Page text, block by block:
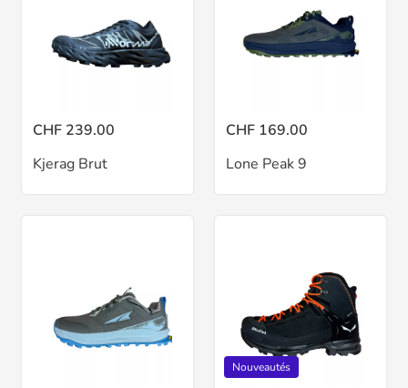
CHF 239.00
Kjerag Brut
CHF 169.00
Lone Peak 9
Nouveautés